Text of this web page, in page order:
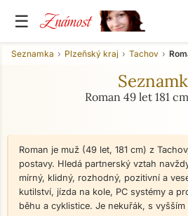
☰ Známost
Seznamka Plzeňský kraj Tachov
Roman 49 let 181
Roman je muž (49 let, 181 cm) z
postavy. Hledá partnerský vztah
mírný, klidný, rozhodný, pozitivní a
kutilství, jízda na kole, PC systémy a
běhu a cyklistice. Je nekuřák, s